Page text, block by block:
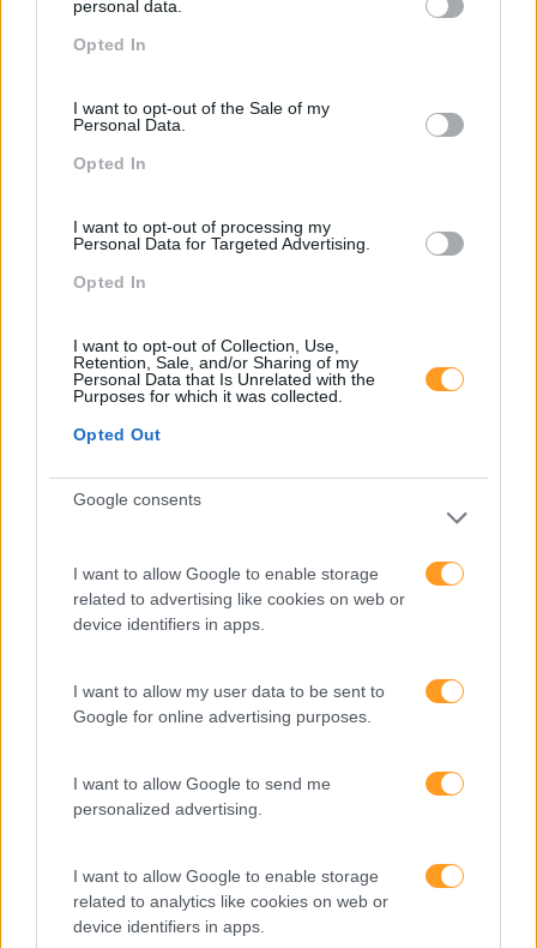
grant or deny consent to Google and its third-party tags to
use your data for below specified purposes in below Google
personal data.
Opted In
I want to opt-out of the Sale of my
Personal Data.
Opted In
I want to opt-out of processing my
Personal Data for Targeted Advertising.
Opted In
I want to opt-out of Collection, Use,
Retention, Sale, and/or Sharing of my
Personal Data that Is Unrelated with the
Purposes for which it was collected.
Opted Out
Google consents
I want to allow Google to enable storage
related to advertising like cookies on web or
device identifiers in apps.
I want to allow my user data to be sent to
Google for online advertising purposes.
I want to allow Google to send me
personalized advertising.
I want to allow Google to enable storage
related to analytics like cookies on web or
device identifiers in apps.
Recursos Humanos
Sem Categoria
Vendas E Negociação
Recentes
Feedback fora do
ativa para reter talento,
melhorar o ambiente de
trabalho e aumentar a
O futuro dos líderes é
exigem pensamento
crítico
Fazer perguntas tira-nos
do piloto automático